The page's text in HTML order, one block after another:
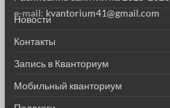
e-mail: kvantorium41@gmail.com
Новости
Контакты
Запись в Кванториум
Мобильный кванториум